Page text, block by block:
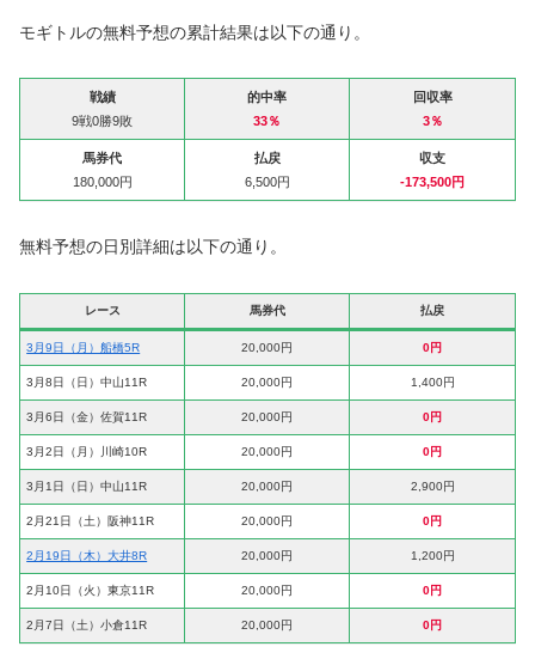
モギトルの無料予想の累計結果は以下の通り。
戦績
9戦0勝9敗
的中率
33％
回収率
3％
馬券代
180,000円
払戻
6,500円
収支
-173,500円
無料予想の日別詳細は以下の通り。
レース 馬券代 払戻
3月9日（月）船橋5R 20,000円 0円
3月8日（日）中山11R 20,000円 1,400円
3月6日（金）佐賀11R 20,000円 0円
3月2日（月）川崎10R 20,000円 0円
3月1日（日）中山11R 20,000円 2,900円
2月21日（土）阪神11R 20,000円 0円
2月19日（木）大井8R 20,000円 1,200円
2月10日（火）東京11R 20,000円 0円
2月7日（土）小倉11R 20,000円 0円